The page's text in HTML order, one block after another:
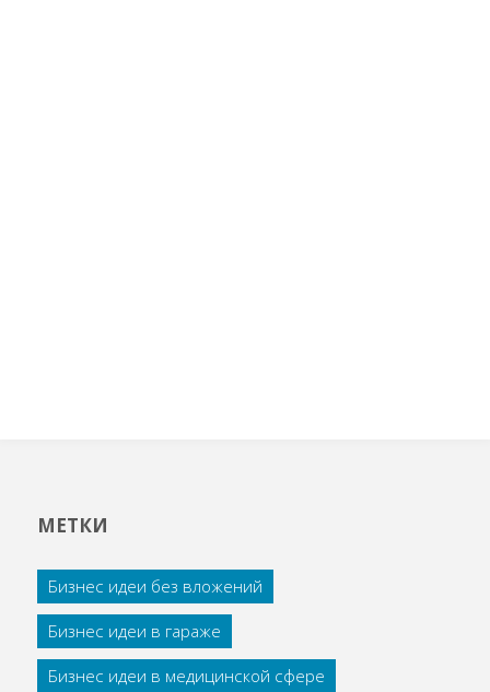
МЕТКИ
Бизнес идеи без вложений
Бизнес идеи в гараже
Бизнес идеи в медицинской сфере